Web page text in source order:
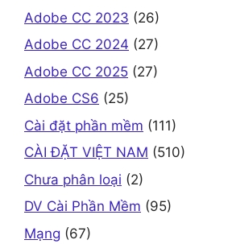
Adobe CC 2023 (26)
Adobe CC 2024 (27)
Adobe CC 2025 (27)
Adobe CS6 (25)
Cài đặt phần mềm (111)
CÀI ĐẶT VIỆT NAM (510)
Chưa phân loại (2)
DV Cài Phần Mềm (95)
Mạng (67)